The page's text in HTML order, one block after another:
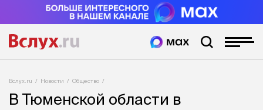
Вслух.ru Новости Общество
В Тюменской области в